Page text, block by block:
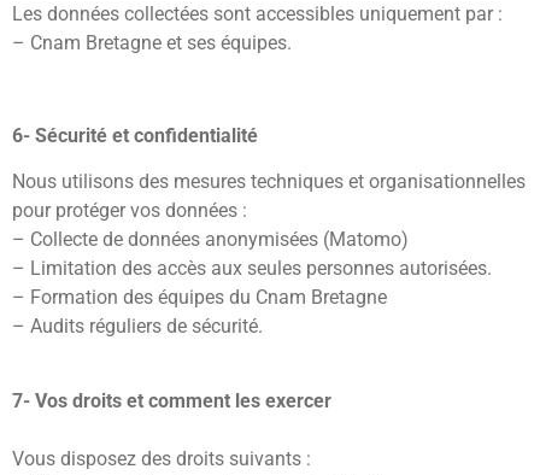
Les données collectées sont accessibles uniquement par :
– Cnam Bretagne et ses équipes.
6- Sécurité et confidentialité
Nous utilisons des mesures techniques et organisationnelles
pour protéger vos données :
– Collecte de données anonymisées (Matomo)
– Limitation des accès aux seules personnes autorisées.
– Formation des équipes du Cnam Bretagne
– Audits réguliers de sécurité.
7- Vos droits et comment les exercer
Vous disposez des droits suivants :